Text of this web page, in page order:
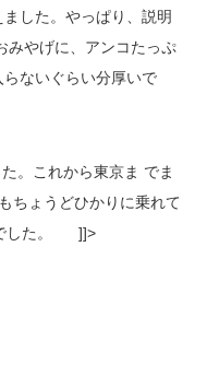
した。やっぱり、説明
みやげに、アンコたっぷ
ないぐらい分厚いで
。これから東京ま でま
ちょうどひかりに乗れて
でした。 ]]>